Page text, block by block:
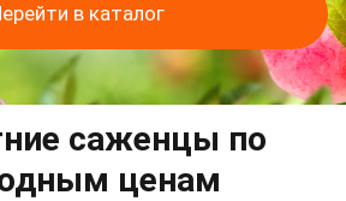
в каталог
саженцы по
ценам